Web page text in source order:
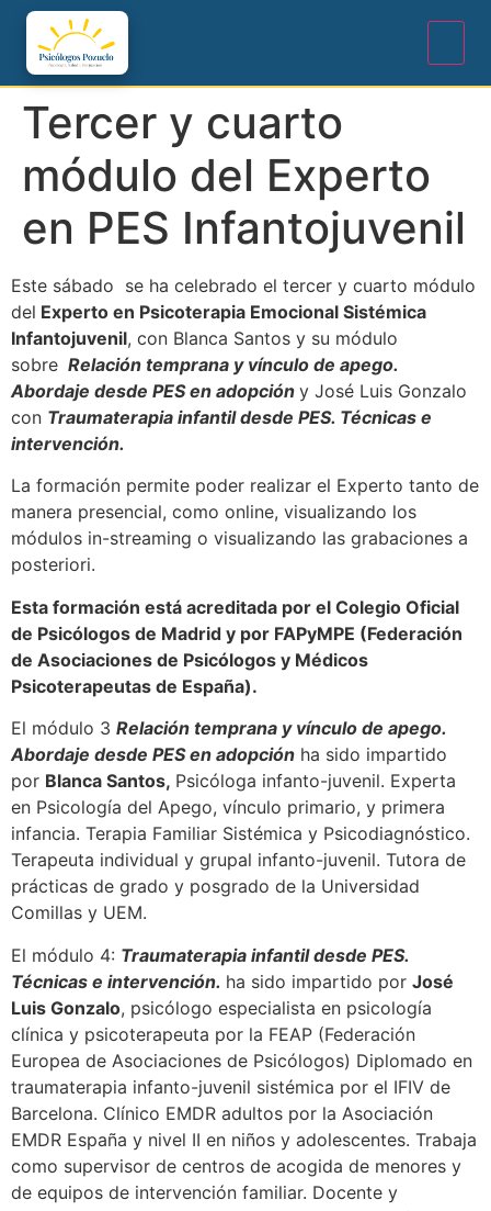
Tercer y cuarto
módulo del Experto
en PES Infantojuvenil
Este sábado se ha celebrado el tercer y cuarto módulo
del Experto en Psicoterapia Emocional Sistémica
Infantojuvenil, con Blanca Santos y su módulo
sobre Relación temprana y vínculo de apego.
Abordaje desde PES en adopción y José Luis Gonzalo
con Traumaterapia infantil desde PES. Técnicas e
intervención.
La formación permite poder realizar el Experto tanto de
manera presencial, como online, visualizando los
módulos in-streaming o visualizando las grabaciones a
posteriori.
Esta formación está acreditada por el Colegio Oficial
de Psicólogos de Madrid y por FAPyMPE (Federación
de Asociaciones de Psicólogos y Médicos
Psicoterapeutas de España).
El módulo 3 Relación temprana y vínculo de apego.
Abordaje desde PES en adopción ha sido impartido
por Blanca Santos, Psicóloga infanto-juvenil. Experta
en Psicología del Apego, vínculo primario, y primera
infancia. Terapia Familiar Sistémica y Psicodiagnóstico.
Terapeuta individual y grupal infanto-juvenil. Tutora de
prácticas de grado y posgrado de la Universidad
Comillas y UEM.
El módulo 4: Traumaterapia infantil desde PES.
Técnicas e intervención. ha sido impartido por José
Luis Gonzalo, psicólogo especialista en psicología
clínica y psicoterapeuta por la FEAP (Federación
Europea de Asociaciones de Psicólogos) Diplomado en
traumaterapia infanto-juvenil sistémica por el IFIV de
Barcelona. Clínico EMDR adultos por la Asociación
EMDR España y nivel II en niños y adolescentes. Trabaja
como supervisor de centros de acogida de menores y
de equipos de intervención familiar. Docente y